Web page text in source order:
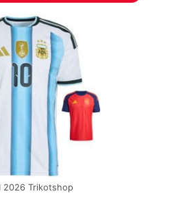
2026 Trikotshop